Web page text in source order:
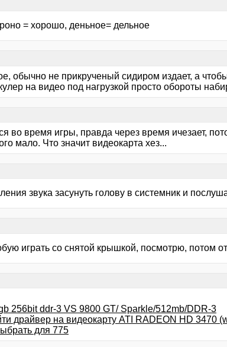
= хорошо, деньное= дельное
обычно не прикрученый сидиром издает, а
на видео под нагрузкой просто обороты
во время игры, правда через время ичезает,
мало. Что значит видеокарта хез...
звука засунуть голову в системник и
играть со снятой крышкой, посмотрю, потом
256bit ddr-3 VS 9800 GT/ Sparkle/512mb/DDR-3
драйвер на видеокарту ATI RADEON HD 3470
для 775